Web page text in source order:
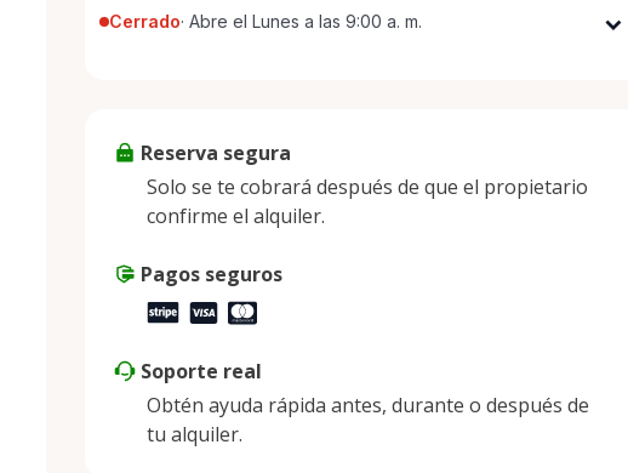
Cerrado· Abre el Lunes a las 9:00 a. m.
Jueves
9:00 a. m. - 5:00 p. m.
Domingo
Reserva segura
Solo se te cobrará después de que el propietario
confirme el alquiler.
Pagos seguros
Soporte real
Obtén ayuda rápida antes, durante o después de
tu alquiler.